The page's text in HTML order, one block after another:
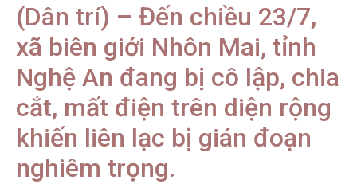
(Dân trí) – Đến chiều 23/7,
xã biên giới Nhôn Mai, tỉnh
Nghệ An đang bị cô lập, chia
cắt, mất điện trên diện rộng
khiến liên lạc bị gián đoạn
nghiêm trọng.